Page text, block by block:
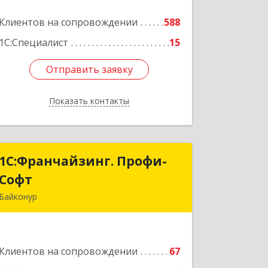
Клиентов на сопровождении
588
1С:Специалист
15
Отправить заявку
Показать контакты
Подробнее
Отправить заявку
Назад
1С:Франчайзинг. Профи-
Софт
Байконур
Клиентов на сопровождении
67
1С:Франчайзинг. Профи-
Подробнее